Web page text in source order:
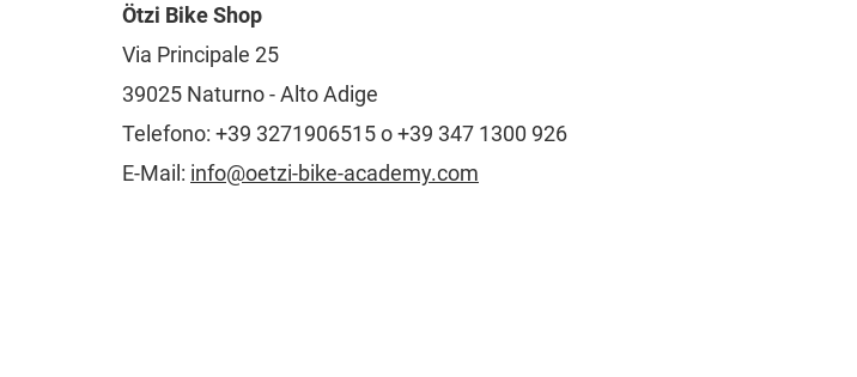
Ötzi Bike Shop
Via Principale 25
39025 Naturno - Alto Adige
Telefono: +39 3271906515 o +39 347 1300 926
E-Mail: info@oetzi-bike-academy.com